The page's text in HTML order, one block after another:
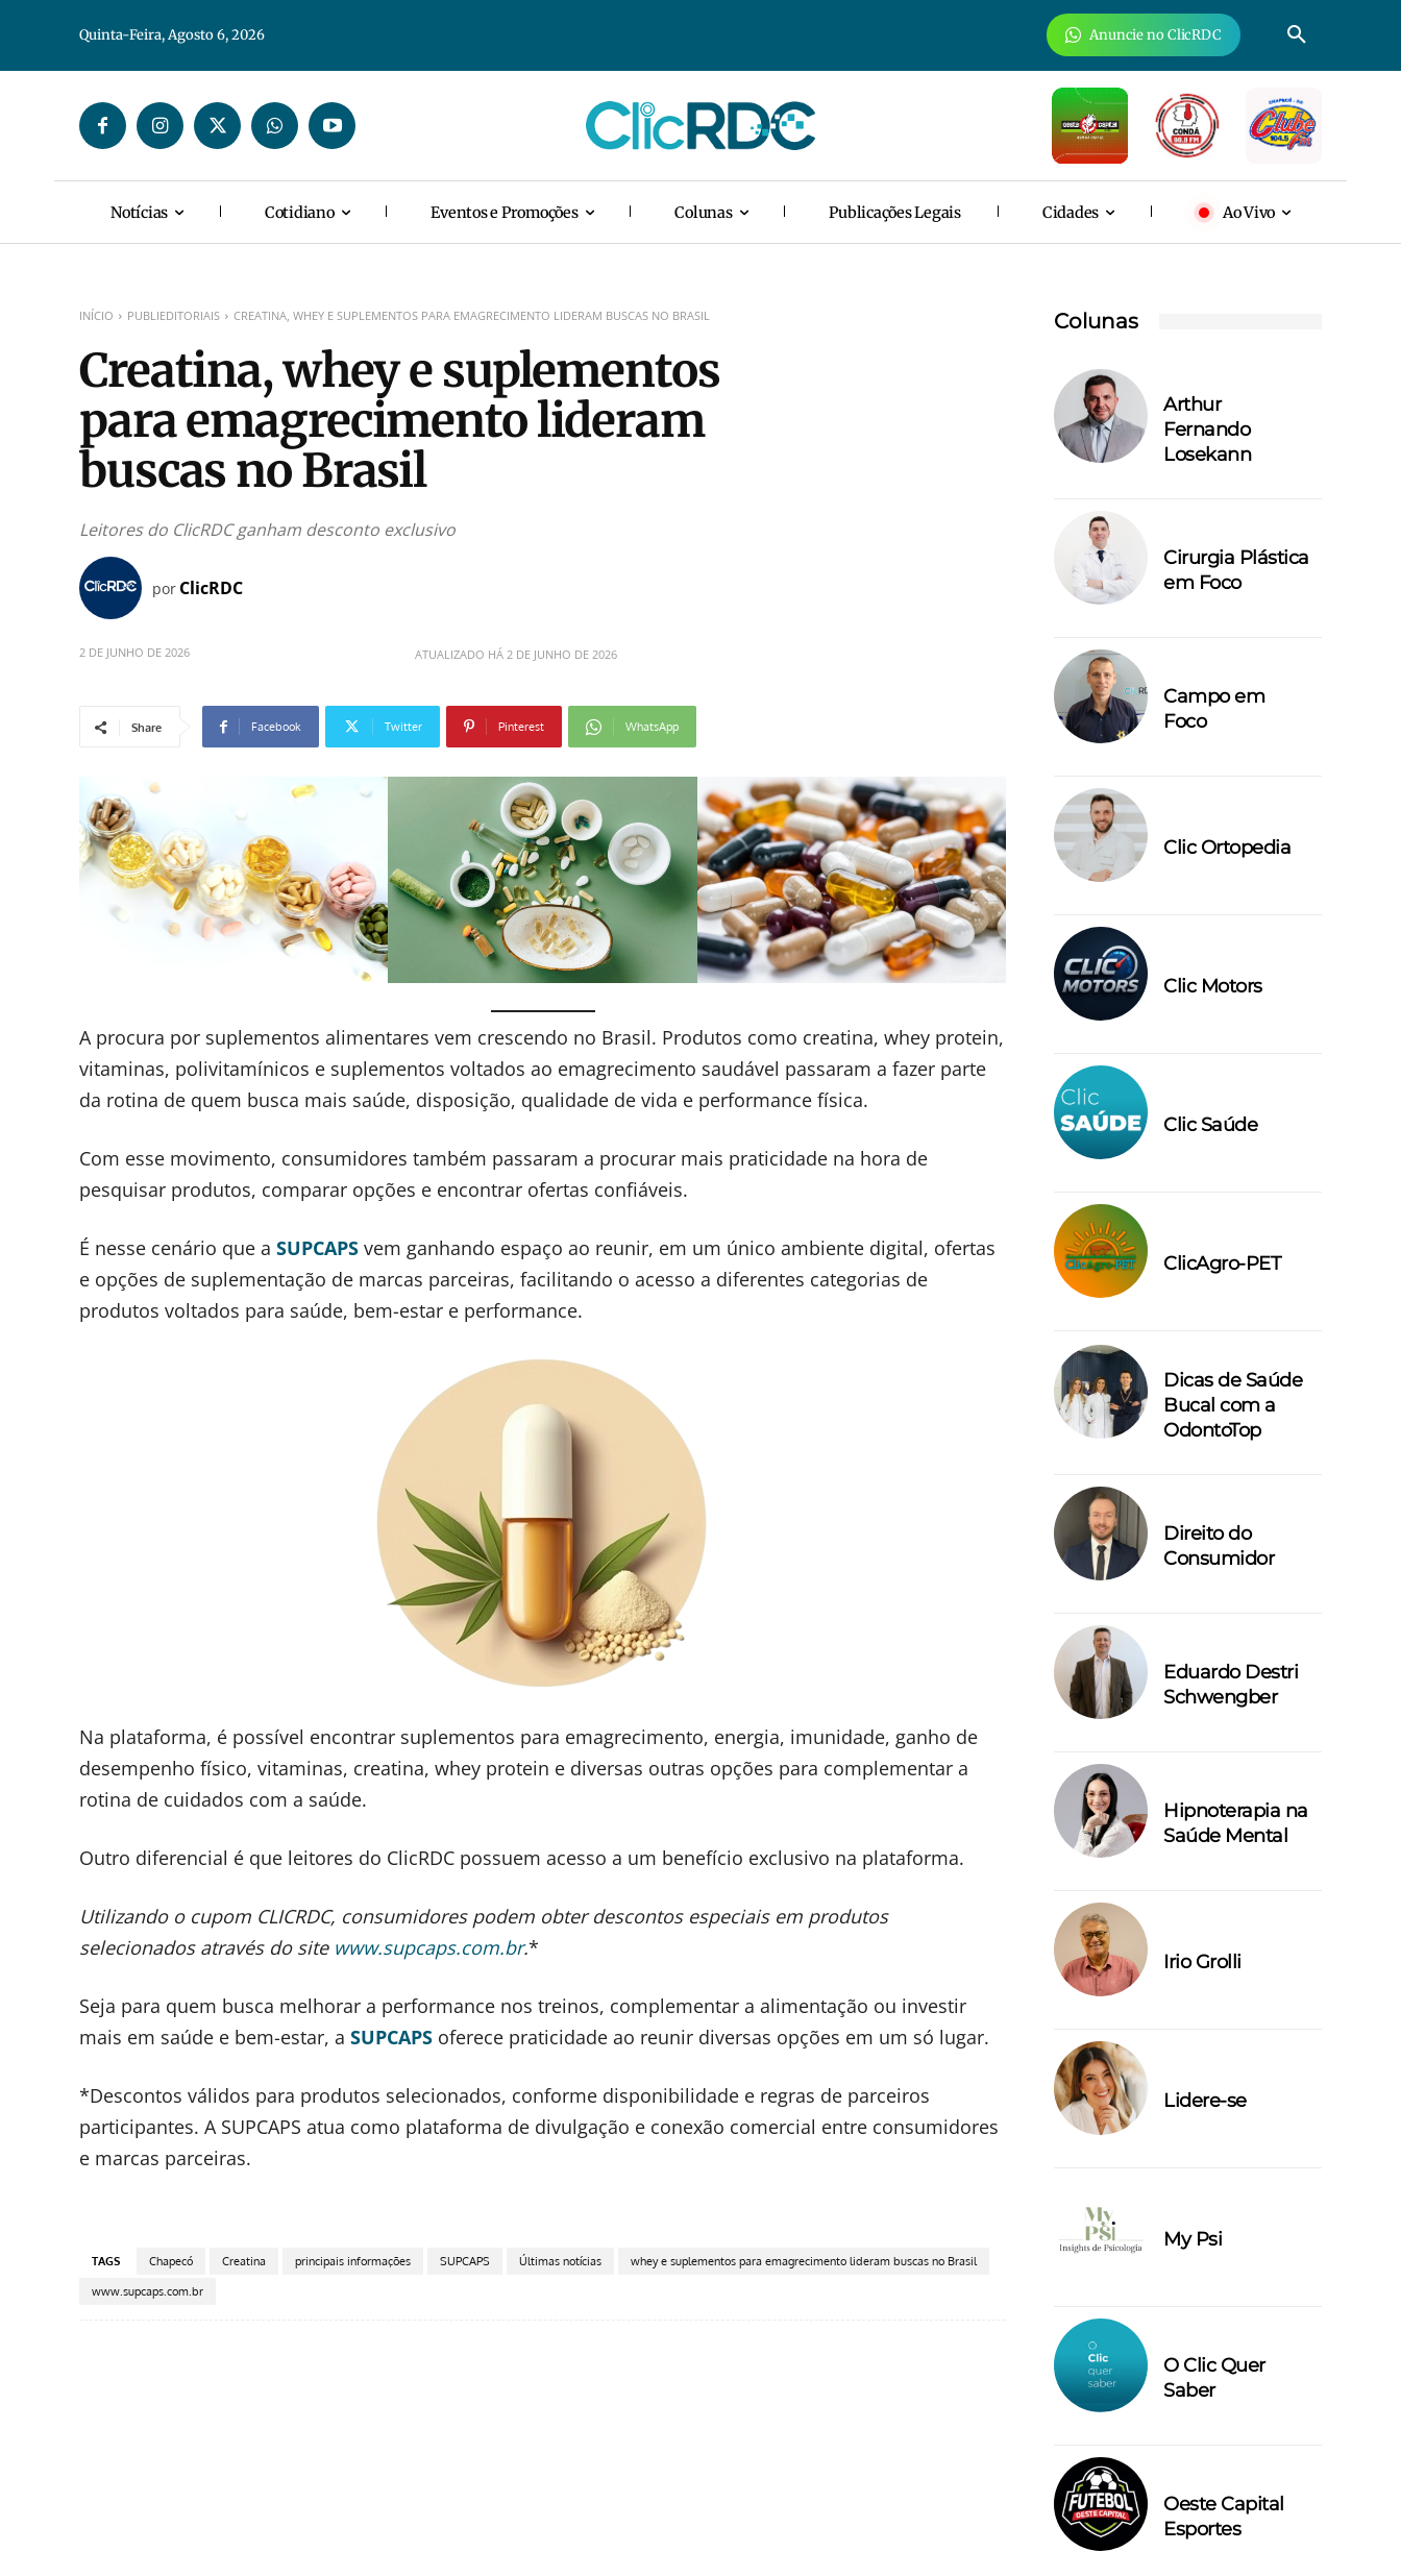
Quinta-Feira, Agosto 6, 2026 Anuncie no ClicRDC
Notícias Cotidiano Eventos e Promoções Colunas Publicações Legais Cidades Ao Vivo
INÍCIO PUBLIEDITORIAIS CREATINA, WHEY E SUPLEMENTOS PARA EMAGRECIMENTO LIDERAM BUSCAS NO BRASIL
Creatina, whey e suplementos
para emagrecimento lideram
buscas no Brasil
Leitores do ClicRDC ganham desconto exclusivo
por ClicRDC
2 DE JUNHO DE 2026 ATUALIZADO HÁ 2 DE JUNHO DE 2026
Share Facebook Twitter Pinterest WhatsApp
A procura por suplementos alimentares vem crescendo no Brasil. Produtos como creatina, whey protein,
vitaminas, polivitamínicos e suplementos voltados ao emagrecimento saudável passaram a fazer parte
da rotina de quem busca mais saúde, disposição, qualidade de vida e performance física.
Com esse movimento, consumidores também passaram a procurar mais praticidade na hora de
pesquisar produtos, comparar opções e encontrar ofertas confiáveis.
É nesse cenário que a SUPCAPS vem ganhando espaço ao reunir, em um único ambiente digital, ofertas
e opções de suplementação de marcas parceiras, facilitando o acesso a diferentes categorias de
produtos voltados para saúde, bem-estar e performance.
Na plataforma, é possível encontrar suplementos para emagrecimento, energia, imunidade, ganho de
desempenho físico, vitaminas, creatina, whey protein e diversas outras opções para complementar a
rotina de cuidados com a saúde.
Outro diferencial é que leitores do ClicRDC possuem acesso a um benefício exclusivo na plataforma.
Utilizando o cupom CLICRDC, consumidores podem obter descontos especiais em produtos
selecionados através do site www.supcaps.com.br.*
Seja para quem busca melhorar a performance nos treinos, complementar a alimentação ou investir
mais em saúde e bem-estar, a SUPCAPS oferece praticidade ao reunir diversas opções em um só lugar.
*Descontos válidos para produtos selecionados, conforme disponibilidade e regras de parceiros
participantes. A SUPCAPS atua como plataforma de divulgação e conexão comercial entre consumidores
e marcas parceiras.
TAGS Chapecó Creatina principais informações SUPCAPS Últimas notícias whey e suplementos para emagrecimento lideram buscas no Brasil
www.supcaps.com.br
Colunas
Arthur
Fernando
Losekann
Cirurgia Plástica
em Foco
Campo em
Foco
Clic Ortopedia
Clic Motors
Clic Saúde
ClicAgro-PET
Dicas de Saúde
Bucal com a
OdontoTop
Direito do
Consumidor
Eduardo Destri
Schwengber
Hipnoterapia na
Saúde Mental
Irio Grolli
Lidere-se
My Psi
O Clic Quer
Saber
Oeste Capital
Esportes